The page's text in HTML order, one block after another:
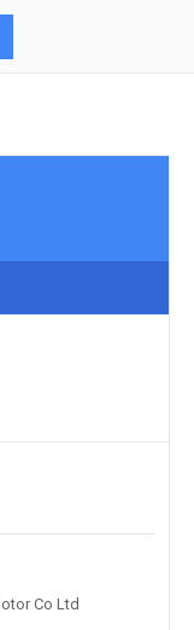
Co Ltd